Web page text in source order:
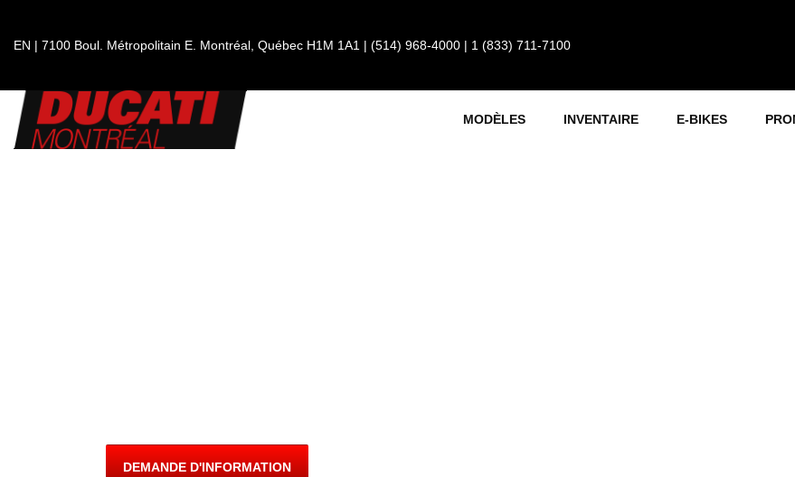
EN | 7100 Boul. Métropolitain E. Montréal, Québec H1M 1A1 | (514) 968-4000 | 1 (833) 711-7100
MODÈLES INVENTAIRE E-BIKES
DEMANDE D'INFORMATION